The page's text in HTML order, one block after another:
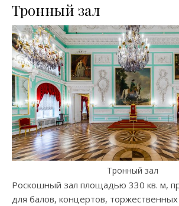
Тронный зал
Тронный зал
Роскошный зал площадью 330 кв. м,
для балов, концертов,